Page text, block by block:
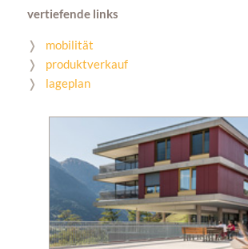
vertiefende links
mobilität
produktverkauf
lageplan